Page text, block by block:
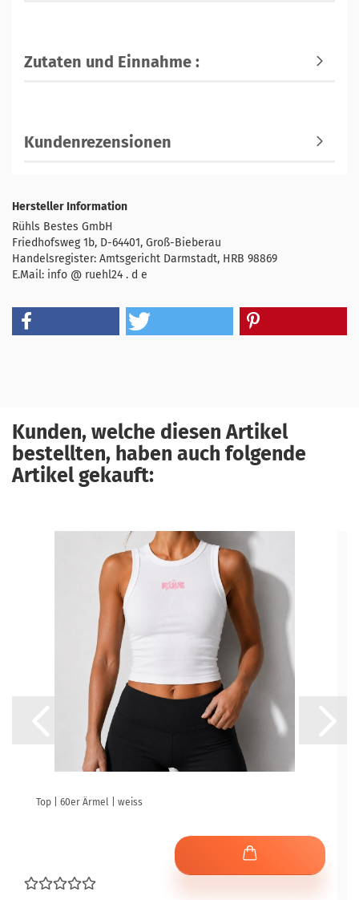
Zutaten und Einnahme :
Kundenrezensionen
Hersteller Information
Rühls Bestes GmbH
Friedhofsweg 1b, D-64401, Groß-Bieberau
Handelsregister: Amtsgericht Darmstadt, HRB 98869
E.Mail: info @ ruehl24 . d e
Kunden, welche diesen Artikel
bestellten, haben auch folgende
Artikel gekauft:
Top | 60er Ärmel | weiss